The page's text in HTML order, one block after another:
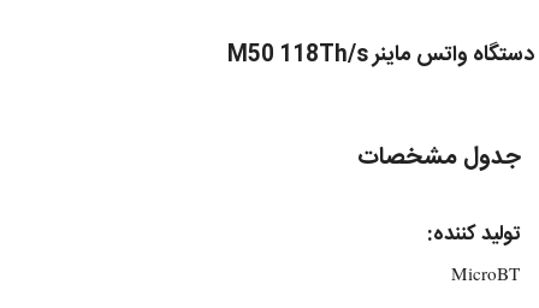
دستگاه واتس ماینر M50 118Th/s
جدول مشخصات
تولید کننده:
MicroBT